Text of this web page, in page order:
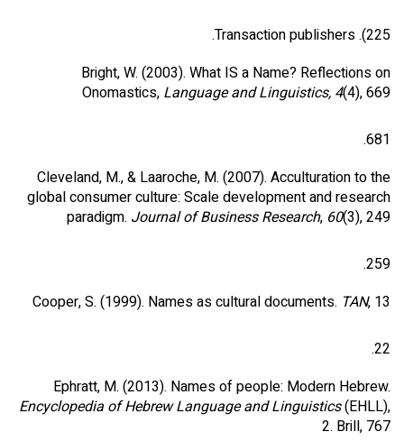
225). Transaction publishers.
Bright, W. (2003). What IS a Name? Reflections on
Onomastics, Language and Linguistics, 4(4), 669
681.
Cleveland, M., & Laaroche, M. (2007). Acculturation to the
global consumer culture: Scale development and research
paradigm. Journal of Business Research, 60(3), 249
259.
Cooper, S. (1999). Names as cultural documents. TAN, 13
22.
Ephratt, M. (2013). Names of people: Modern Hebrew.
Encyclopedia of Hebrew Language and Linguistics(EHLL),
2. Brill, 767